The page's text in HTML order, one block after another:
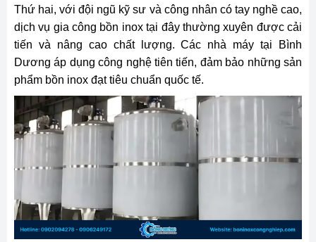
Thứ hai, với đội ngũ kỹ sư và công nhân có tay nghề cao,
dịch vụ gia công bồn inox tại đây thường xuyên được cải
tiến và nâng cao chất lượng. Các nhà máy tại Bình
Dương áp dụng công nghệ tiên tiến, đảm bảo những sản
phẩm bồn inox đạt tiêu chuẩn quốc tế.